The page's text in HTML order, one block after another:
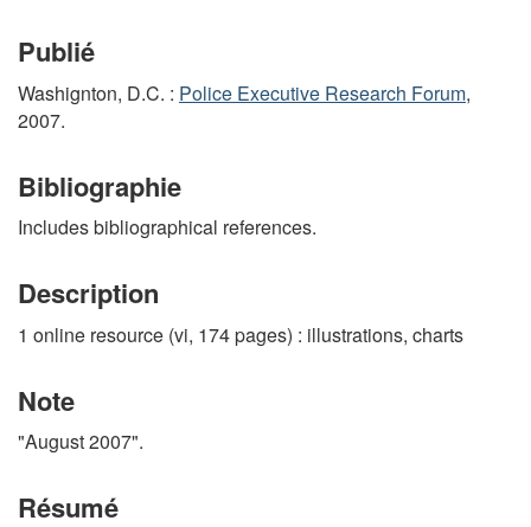
Publié
Washignton, D.C. : Police Executive Research Forum,
2007.
Bibliographie
Includes bibliographical references.
Description
1 online resource (vi, 174 pages) : illustrations, charts
Note
"August 2007".
Résumé